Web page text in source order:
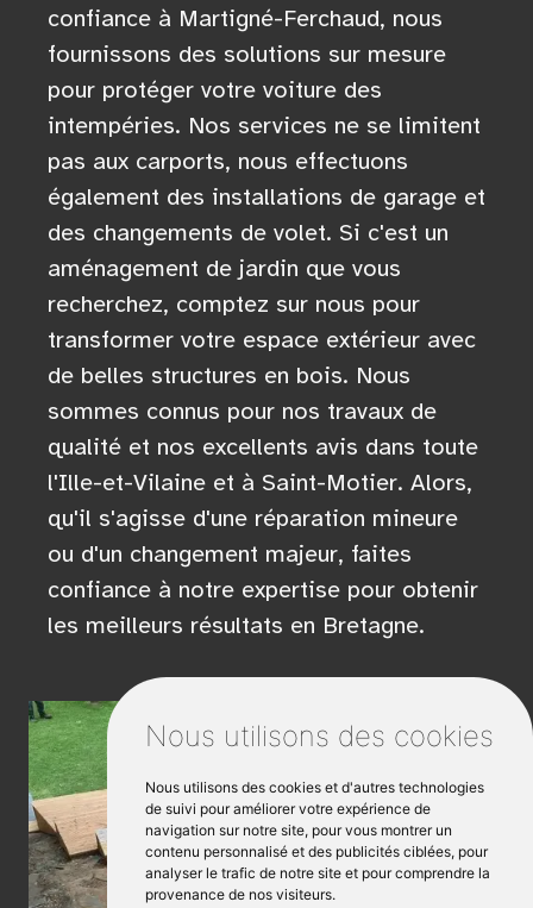
Nous utilisons des cookies
Nous utilisons des cookies et d'autres technologies
de suivi pour améliorer votre expérience de
navigation sur notre site, pour vous montrer un
contenu personnalisé et des publicités ciblées, pour
analyser le trafic de notre site et pour comprendre la
provenance de nos visiteurs.
confiance à Martigné-Ferchaud, nous
fournissons des solutions sur mesure
pour protéger votre voiture des
intempéries. Nos services ne se limitent
pas aux carports, nous effectuons
également des installations de garage et
des changements de volet. Si c'est un
aménagement de jardin que vous
recherchez, comptez sur nous pour
transformer votre espace extérieur avec
de belles structures en bois. Nous
sommes connus pour nos travaux de
qualité et nos excellents avis dans toute
l'Ille-et-Vilaine et à Saint-Motier. Alors,
qu'il s'agisse d'une réparation mineure
ou d'un changement majeur, faites
confiance à notre expertise pour obtenir
les meilleurs résultats en Bretagne.